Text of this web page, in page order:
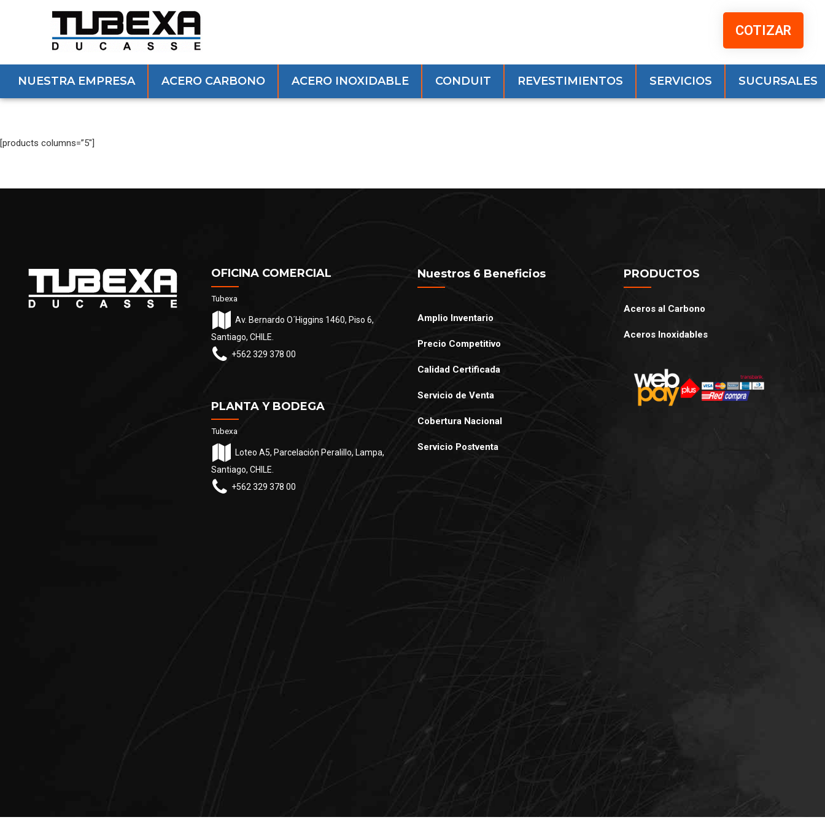
COTIZAR
NUESTRA EMPRESA ACERO CARBONO ACERO INOXIDABLE CONDUIT REVESTIMIENTOS SERVICIOS SUCURSALES
[products columns=”5″]
OFICINA COMERCIAL
Tubexa
Av. Bernardo O´Higgins 1460, Piso 6,
Santiago, CHILE.
+562 329 378 00
PLANTA Y BODEGA
Tubexa
Loteo A5, Parcelación Peralillo, Lampa,
Santiago, CHILE.
+562 329 378 00
Nuestros 6 Beneficios
Amplio Inventario
Precio Competitivo
Calidad Certificada
Servicio de Venta
Cobertura Nacional
Servicio Postventa
PRODUCTOS
Aceros al Carbono
Aceros Inoxidables